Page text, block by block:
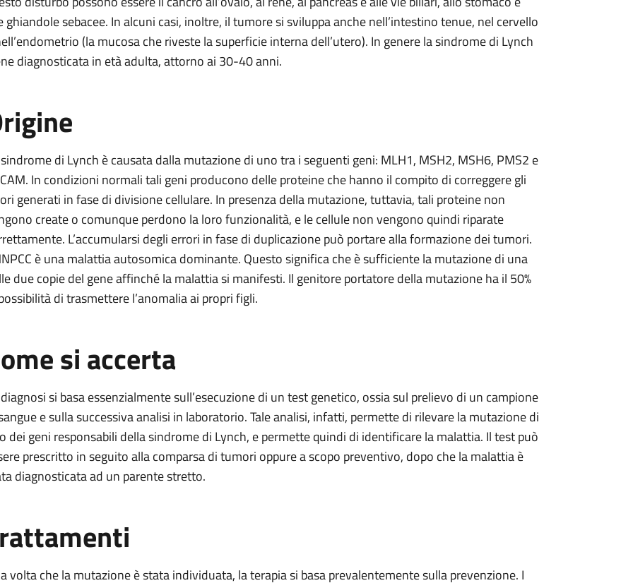
ghiandole sebacee. In alcuni casi, inoltre, il tumore si sviluppa anche nell’intestino tenue, nel cervello
(la mucosa che riveste la superficie interna dell’utero). In genere la sindrome di Lynch
diagnosticata in età adulta, attorno ai 30-40 anni.
di Lynch è causata dalla mutazione di uno tra i seguenti geni: MLH1, MSH2, MSH6, PMS2 e
In condizioni normali tali geni producono delle proteine che hanno il compito di correggere gli
generati in fase di divisione cellulare. In presenza della mutazione, tuttavia, tali proteine non
create o comunque perdono la loro funzionalità, e le cellule non vengono quindi riparate
L’accumularsi degli errori in fase di duplicazione può portare alla formazione dei tumori.
è una malattia autosomica dominante. Questo significa che è sufficiente la mutazione di una
due copie del gene affinché la malattia si manifesti. Il genitore portatore della mutazione ha il 50%
di trasmettere l’anomalia ai propri figli.
si accerta
si basa essenzialmente sull’esecuzione di un test genetico, ossia sul prelievo di un campione
e sulla successiva analisi in laboratorio. Tale analisi, infatti, permette di rilevare la mutazione di
dei geni responsabili della sindrome di Lynch, e permette quindi di identificare la malattia. Il test può
prescritto in seguito alla comparsa di tumori oppure a scopo preventivo, dopo che la malattia è
diagnosticata ad un parente stretto.
volta che la mutazione è stata individuata, la terapia si basa prevalentemente sulla prevenzione. I